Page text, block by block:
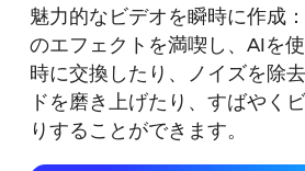
魅力的なビデオを瞬時に作成
のエフェクトを満喫し、AIを
時に交換したり、ノイズを除
ドを磨き上げたり、すばやく
りすることができます。